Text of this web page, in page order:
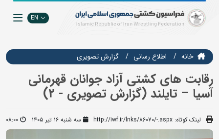
EN
خانه اطلاع رسانی گزارش تصويري
رقابت های کشتی آزاد جوانان قهرمانی
آسیا – تایلند (گزارش تصویری - 2)
لینک کوتاه: http://iwf.ir/lnks/86070/-.aspx سه شنبه ۱۶ تیر ۱۴۰۵ 08:00